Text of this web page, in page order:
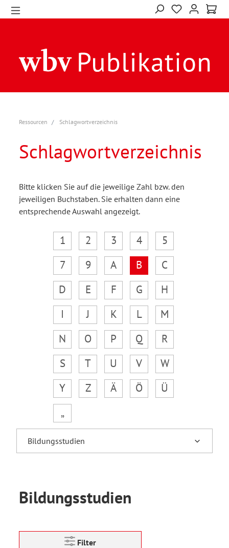
Ressourcen Schlagwortverzeichnis
Schlagwortverzeichnis
Bitte klicken Sie auf die jeweilige Zahl bzw. den
jeweiligen Buchstaben. Sie erhalten dann eine
entsprechende Auswahl angezeigt.
1 2 3 4
5
7
9 A B
C
D
E F G
H
I
J K L
M
N
O P Q
R
S
T U V
W
Y
Z Ä Ö
Ü
„
Bildungsstudien
Filter